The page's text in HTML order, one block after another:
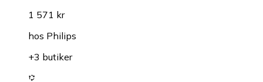
1 571 kr
hos Philips
+3 butiker